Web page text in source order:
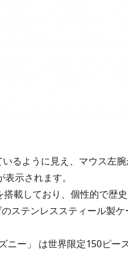
るように見え、マウス左
示されます。
載しており、個性的で歴史
ステンレススティール製ケ
ニー」 は世界限定150ピー